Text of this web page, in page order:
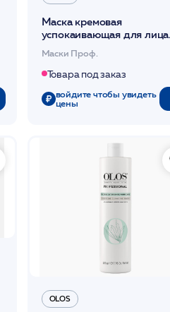
Маска кремовая
успокаивающая для лица
Маски Проф.
Товара под заказ
войдите чтобы увидеть
цены
OLOS